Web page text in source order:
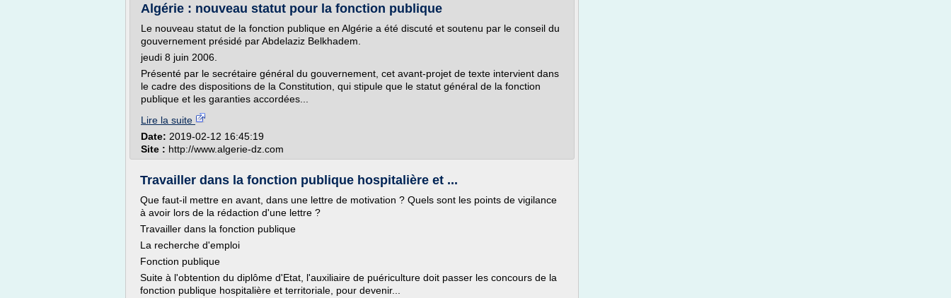
Algérie : nouveau statut pour la fonction publique
Le nouveau statut de la fonction publique en Algérie a été discuté et soutenu par le conseil du
gouvernement présidé par Abdelaziz Belkhadem.
jeudi 8 juin 2006.
Présenté par le secrétaire général du gouvernement, cet avant-projet de texte intervient dans
le cadre des dispositions de la Constitution, qui stipule que le statut général de la fonction
publique et les garanties accordées...
Lire la suite
Date: 2019-02-12 16:45:19
Site : http://www.algerie-dz.com
Travailler dans la fonction publique hospitalière et ...
Que faut-il mettre en avant, dans une lettre de motivation ? Quels sont les points de vigilance
à avoir lors de la rédaction d'une lettre ?
Travailler dans la fonction publique
La recherche d'emploi
Fonction publique
Suite à l'obtention du diplôme d'Etat, l'auxiliaire de puériculture doit passer les concours de la
fonction publique hospitalière et territoriale, pour devenir...